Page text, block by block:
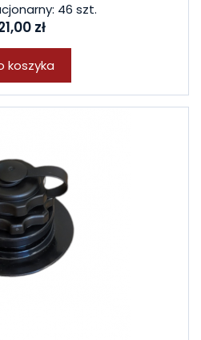
46 szt.
zł
koszyka